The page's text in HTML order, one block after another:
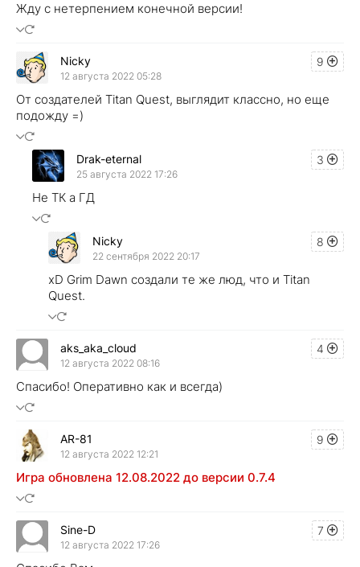
Жду с нетерпением конечной версии!
9
Nicky
12 августа 2022 05:28
От создателей Titan Quest, выглядит классно, но еще
подожду =)
3
Drak-eternal
25 августа 2022 17:26
Не ТК а ГД
8
Nicky
22 сентября 2022 20:17
xD Grim Dawn создали те же люд, что и Titan
Quest.
4
aks_aka_cloud
12 августа 2022 08:16
Спасибо! Оперативно как и всегда)
9
AR-81
12 августа 2022 12:21
Игра обновлена 12.08.2022 до версии 0.7.4
7
Sine-D
12 августа 2022 17:26